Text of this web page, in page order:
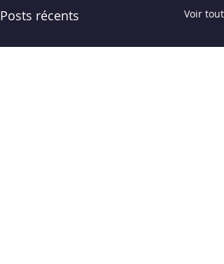
Posts récents Voir tout